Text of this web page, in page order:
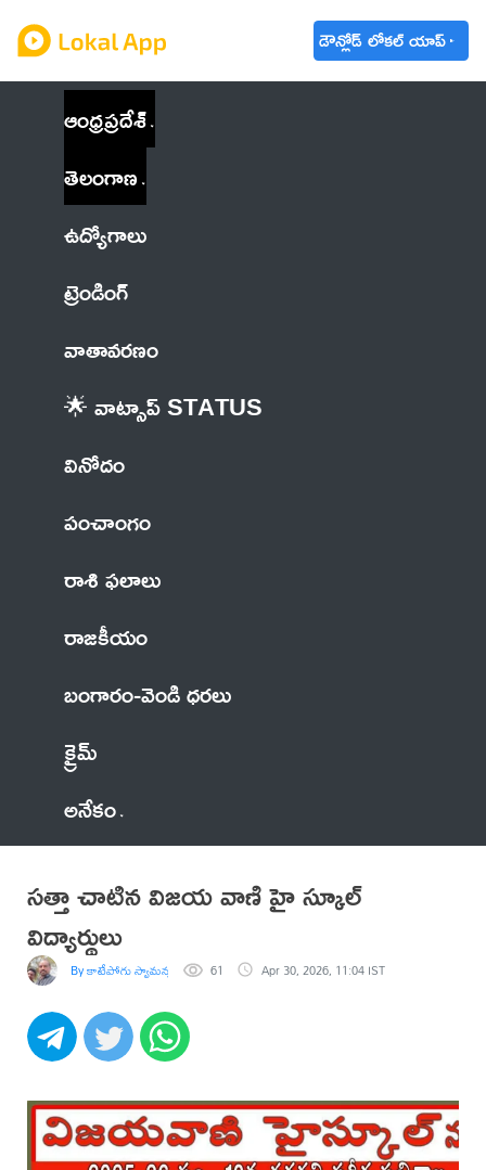
డౌన్లోడ్ లోకల్ యాప్
ఆంధ్రప్రదేశ్
తెలంగాణ
ఉద్యోగాలు
ట్రెండింగ్
వాతావరణం
🌟 వాట్సాప్ STATUS
వినోదం
పంచాంగం
రాశి ఫలాలు
రాజకీయం
బంగారం-వెండి ధరలు
క్రైమ్
అనేకం
సత్తా చాటిన విజయ వాణి హై స్కూల్
విద్యార్థులు
By కాటేపోగు స్వామన్న 61 Apr 30, 2026, 11:04 IST